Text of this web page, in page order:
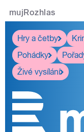
mujRozhlas
Hry a četby
Pohádky
Živé vysílání